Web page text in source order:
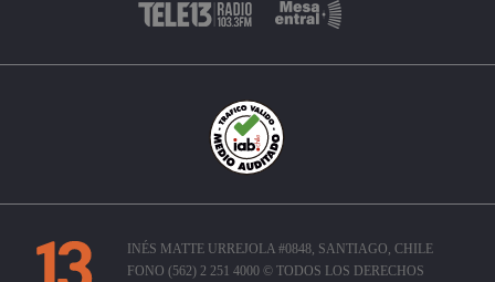
INÉS MATTE URREJOLA #0848, SANTIAGO, CHILE
FONO (562) 2 251 4000 © TODOS LOS DERECHOS